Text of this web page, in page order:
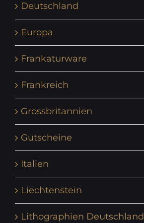
Deutschland
Europa
Frankaturware
Frankreich
Grossbritannien
Gutscheine
Italien
Liechtenstein
Lithographien Deutschland